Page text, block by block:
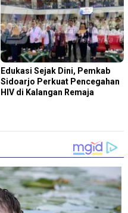
Edukasi Sejak Dini, Pemkab
Sidoarjo Perkuat Pencegahan
HIV di Kalangan Remaja